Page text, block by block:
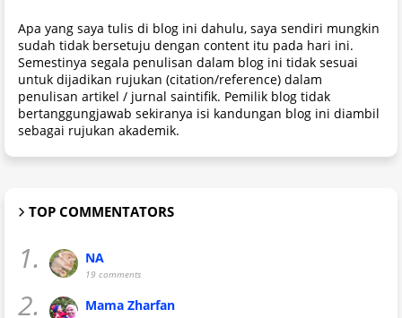
Apa yang saya tulis di blog ini dahulu, saya sendiri mungkin
sudah tidak bersetuju dengan content itu pada hari ini.
Semestinya segala penulisan dalam blog ini tidak sesuai
untuk dijadikan rujukan (citation/reference) dalam
penulisan artikel / jurnal saintifik. Pemilik blog tidak
bertanggungjawab sekiranya isi kandungan blog ini diambil
sebagai rujukan akademik.
TOP COMMENTATORS
1. NA
19 comments
2. Mama Zharfan